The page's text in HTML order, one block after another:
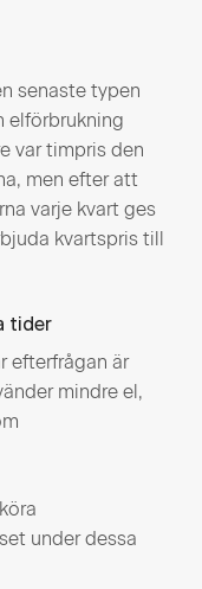
senaste typen
elförbrukning
var timpris den
men efter att
varje kvart ges
kvartspris till
tider
efterfrågan är
mindre el,
under dessa